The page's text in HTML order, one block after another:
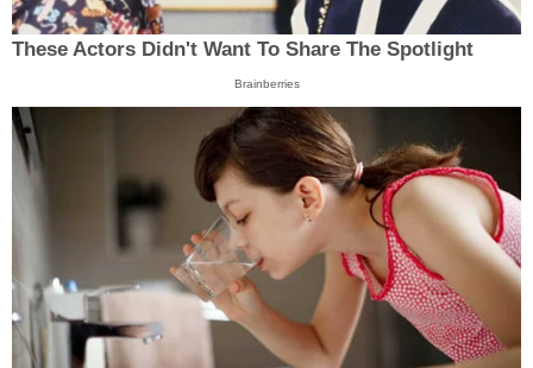
These Actors Didn't Want To Share The Spotlight
Brainberries